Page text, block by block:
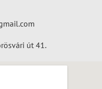
út 41.